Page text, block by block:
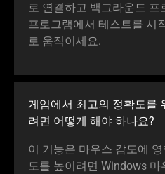
로 연결하고 백그라운드 프
프로그램에서 테스트를 시
로 움직이세요.
게임에서 최고의 정확도를
려면 어떻게 해야 하나요?
이 기능은 마우스 감도에
도를 높이려면 Windows